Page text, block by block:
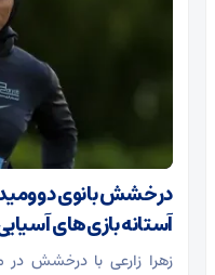
درخشش بانوی
آستانه بازی‌های
زهرا زارعی با درخشش